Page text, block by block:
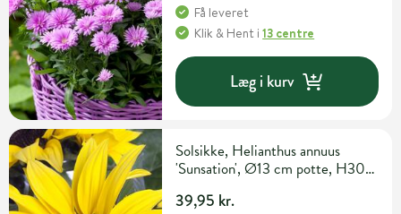
Få leveret
Klik & Hent i13 centre
Læg i kurv
Solsikke, Helianthus annuus
'Sunsation', Ø13 cm potte, H30
39,95 kr.